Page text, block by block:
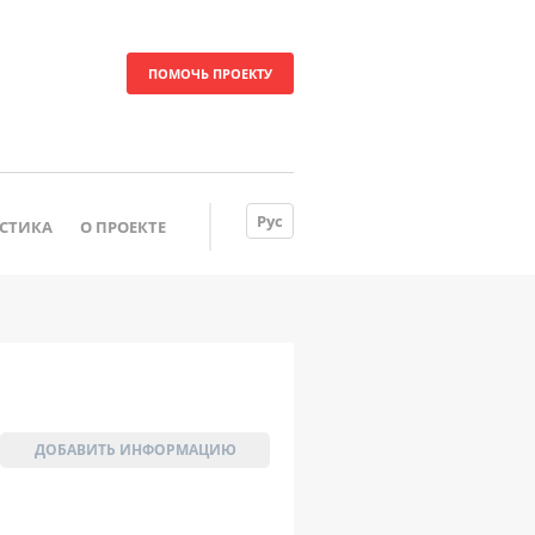
ПОМОЧЬ ПРОЕКТУ
О ПРОЕКТЕ Рус
ДОБАВИТЬ ИНФОРМАЦИЮ